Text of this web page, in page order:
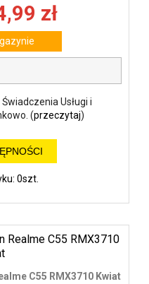
zł
Usługi i
(przeczytaj)
0szt.
C55 RMX3710 Kwiat